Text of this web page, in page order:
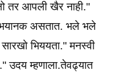
तर आपली खैर नाही."
भयानक असतात. भले भले
सारखो भिययता." मनस्वी
उदय म्हणाला.तेवढ्यात